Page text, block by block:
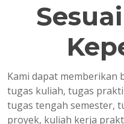
Kami dapat memberikan
tugas kuliah, tugas
tugas tengah semester,
proyek, kuliah kerja